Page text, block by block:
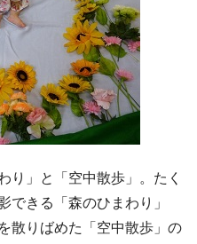
」と「空中散歩」。たく
できる「森のひまわり」
散りばめた「空中散歩」の